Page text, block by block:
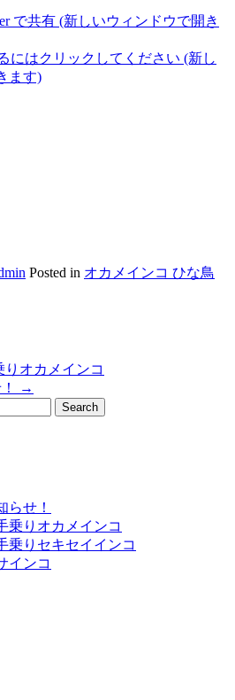
で共有 (新しいウィンドウで開き
にはクリックしてください (新し
ます)
Posted in オカメインコ ひな鳥
オカメインコ
→
らせ！
乗りオカメインコ
乗りセキセイインコ
インコ